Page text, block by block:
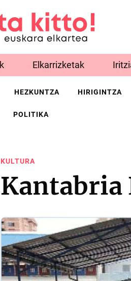
Elkarrizketak
HEZKUNTZA HIRIGINTZA
POLITIKA
KULTURA
Kantabria